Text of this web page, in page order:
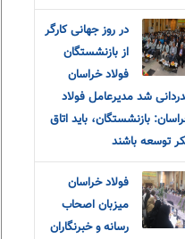
در روز جهانی کارگر
از بازنشستگان
فولاد خراسان
شد مدیرعامل فولاد
بازنشستگان، باید اتاق
توسعه باشند
فولاد خراسان
میزبان اصحاب
رسانه و خبرنگاران